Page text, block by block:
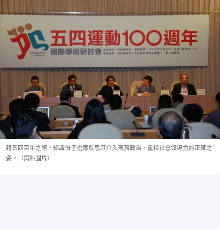
藉五四百年之際，知識份子也應反思其介入現實政治、重拾社會領導力的正確之
姿。（資料圖片）